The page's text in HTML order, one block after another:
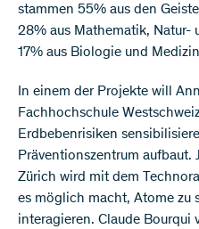
stammen 55% aus den
28% aus Mathematik, Natur-
17% aus Biologie und
In einem der Projekte will
Fachhochschule
Erdbebenrisiken
Präventionszentrum aufbaut.
Zürich wird mit dem
es möglich macht, Atome zu
interagieren. Claude Bourqui